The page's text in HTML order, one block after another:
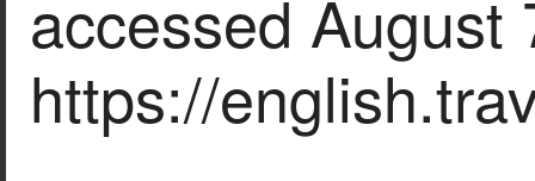
accessed August
https://